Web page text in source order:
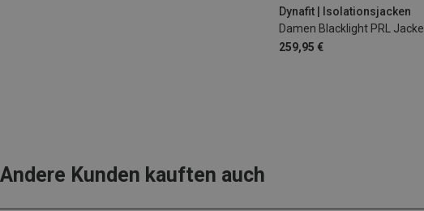
Dynafit | Isolationsjacken
Damen Blacklight PRL Jacke
259,95 €
Andere Kunden kauften auch